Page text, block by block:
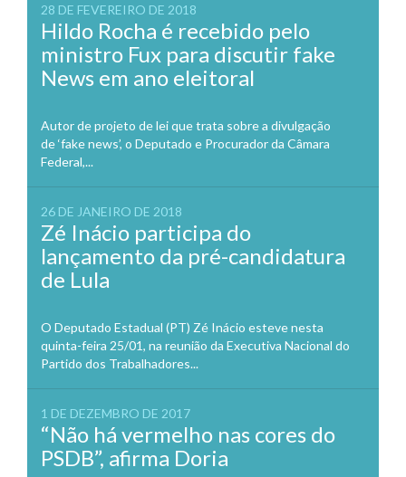
28 DE FEVEREIRO DE 2018
Hildo Rocha é recebido pelo
ministro Fux para discutir fake
News em ano eleitoral
Autor de projeto de lei que trata sobre a divulgação
de ‘fake news’, o Deputado e Procurador da Câmara
Federal,...
26 DE JANEIRO DE 2018
Zé Inácio participa do
lançamento da pré-candidatura
de Lula
O Deputado Estadual (PT) Zé Inácio esteve nesta
quinta-feira 25/01, na reunião da Executiva Nacional do
Partido dos Trabalhadores...
1 DE DEZEMBRO DE 2017
“Não há vermelho nas cores do
PSDB”, afirma Doria